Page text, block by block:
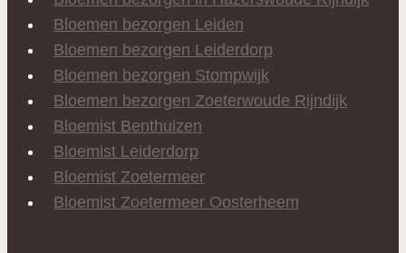
Bloemen bezorgen Leiden
Bloemen bezorgen Leiderdorp
Bloemen bezorgen Stompwijk
Bloemen bezorgen Zoeterwoude Rijndijk
Bloemist Benthuizen
Bloemist Leiderdorp
Bloemist Zoetermeer
Bloemist Zoetermeer Oosterheem